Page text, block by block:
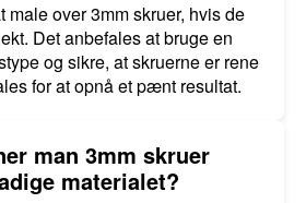
male over 3mm skruer, hvis de
Det anbefales at bruge en
og sikre, at skruerne er rene
for at opnå et pænt resultat.
man 3mm skruer
materialet?